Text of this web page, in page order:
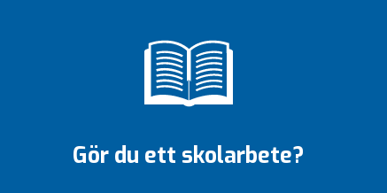
Gör du ett skolarbete?